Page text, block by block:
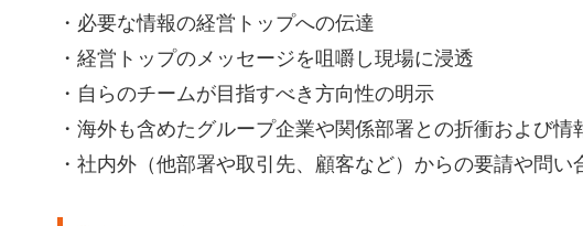
・必要な情報の経営トップへの伝達
・経営トップのメッセージを咀嚼し現場に浸透
・自らのチームが目指すべき方向性の明示
・海外も含めたグループ企業や関係部署との折衝および情
・社内外（他部署や取引先、顧客など）からの要請や問い